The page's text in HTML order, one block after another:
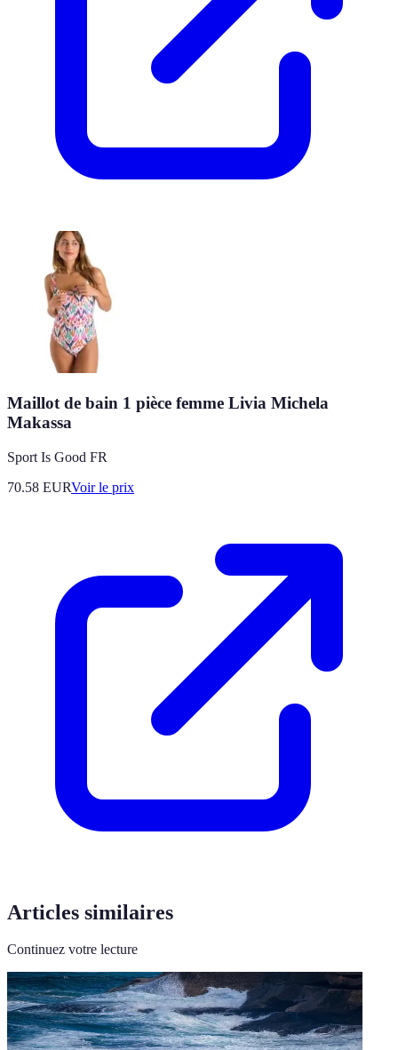
Maillot de bain 1 pièce femme Livia Michela
Makassa
Sport Is Good FR
70.58 EURVoir le prix
Articles similaires
Continuez votre lecture